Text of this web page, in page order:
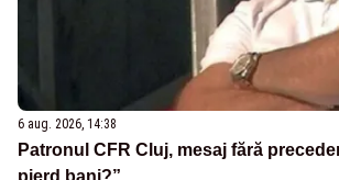
6 aug. 2026, 14:38
Patronul CFR Cluj, mesaj fără
pierd bani?”